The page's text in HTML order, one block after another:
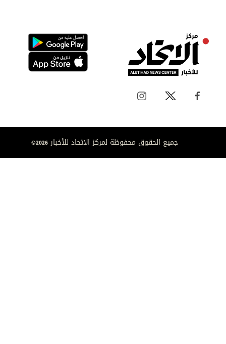
جميع الحقوق محفوظة لمركز الاتحاد للأخبار 2026©